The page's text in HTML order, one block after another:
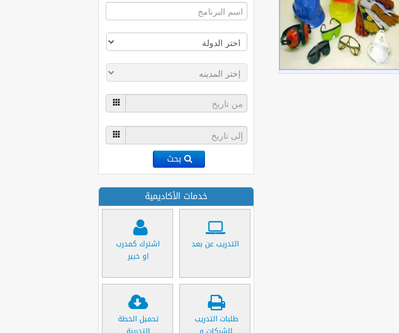
بحث
خدمات الأكاديمية
التدريب عن بعد
اشترك كمدرب
او خبير
طلبات التدريب
تحميل الخطة